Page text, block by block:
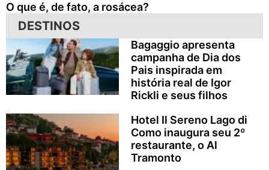
O que é, de fato, a rosácea?
DESTINOS
Bagaggio apresenta
campanha de Dia dos
Pais inspirada em
história real de Igor
Rickli e seus filhos
Hotel Il Sereno Lago di
Como inaugura seu 2º
restaurante, o Al
Tramonto